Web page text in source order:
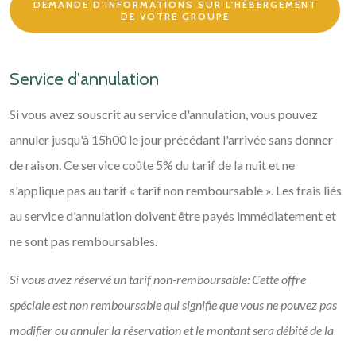
DEMANDE D'INFORMATIONS SUR L'HÉBERGEMENT
DE VOTRE GROUPE
Service d'annulation
Si vous avez souscrit au service d'annulation, vous pouvez
annuler jusqu'à 15h00 le jour précédant l'arrivée sans donner
de raison. Ce service coûte 5% du tarif de la nuit et ne
s'applique pas au tarif « tarif non remboursable ». Les frais liés
au service d'annulation doivent être payés immédiatement et
ne sont pas remboursables.
Si vous avez réservé un tarif non-remboursable: Cette offre
spéciale est non remboursable qui signifie que vous ne pouvez pas
modifier ou annuler la réservation et le montant sera débité de la